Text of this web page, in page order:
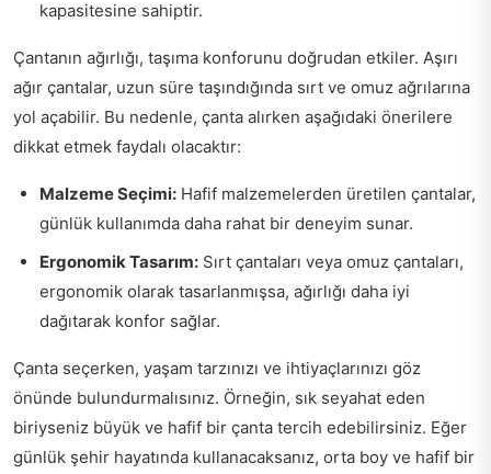
kapasitesine sahiptir.
Çantanın ağırlığı, taşıma konforunu doğrudan etkiler. Aşırı
ağır çantalar, uzun süre taşındığında sırt ve omuz ağrılarına
yol açabilir. Bu nedenle, çanta alırken aşağıdaki önerilere
dikkat etmek faydalı olacaktır:
Malzeme Seçimi: Hafif malzemelerden üretilen çantalar,
günlük kullanımda daha rahat bir deneyim sunar.
Ergonomik Tasarım: Sırt çantaları veya omuz çantaları,
ergonomik olarak tasarlanmışsa, ağırlığı daha iyi
dağıtarak konfor sağlar.
Çanta seçerken, yaşam tarzınızı ve ihtiyaçlarınızı göz
önünde bulundurmalısınız. Örneğin, sık seyahat eden
biriyseniz büyük ve hafif bir çanta tercih edebilirsiniz. Eğer
günlük şehir hayatında kullanacaksanız, orta boy ve hafif bir